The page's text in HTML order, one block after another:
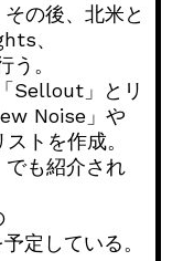
の後、北米と
、
。
Sellout」とリ
Noise」や
トを作成。
も紹介され
定している。